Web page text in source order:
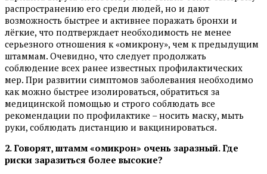
распространению его среди людей, но и дают
возможность быстрее и активнее поражать бронхи и
лёгкие, что подтверждает необходимость не менее
серьезного отношения к «омикрону», чем к предыдущим
штаммам. Очевидно, что следует продолжать
соблюдение всех ранее известных профилактических
мер. При развитии симптомов заболевания необходимо
как можно быстрее изолироваться, обратиться за
медицинской помощью и строго соблюдать все
рекомендации по профилактике – носить маску, мыть
руки, соблюдать дистанцию и вакцинироваться.
2. Говорят, штамм «омикрон» очень заразный. Где
риски заразиться более высокие?